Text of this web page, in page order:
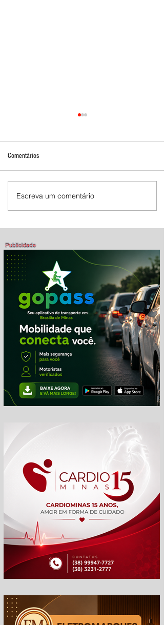
Mostra de Dança Artística celebra
cultura e talento em Brasília de
Comentários
Escreva um comentário